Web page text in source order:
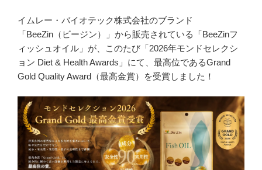
イムレー・バイオテック株式会社のブランド
「BeeZin（ビージン）」から販売されている「BeeZinフ
ィッシュオイル」が、このたび「2026年モンドセレクシ
ョン Diet & Health Awards」にて、最高位であるGrand
Gold Quality Award（最高金賞）を受賞しました！